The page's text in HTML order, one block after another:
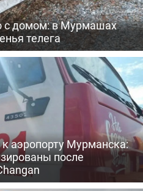
с домом: в Мурмашах
телега
аэропорту Мурманска:
после